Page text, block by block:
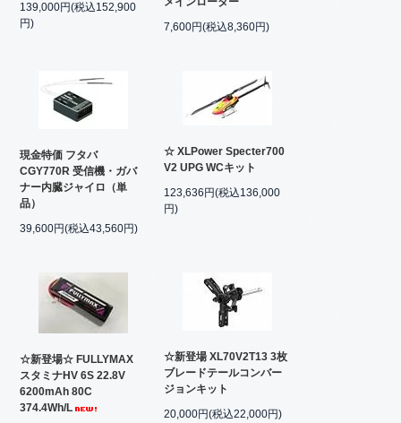
139,000円(税込152,900
円)
7,600円(税込8,360円)
現金特価 フタバ
CGY770R 受信機・ガバ
ナー内臓ジャイロ（単
品）
39,600円(税込43,560円)
☆ XLPower Specter700
V2 UPG WCキット
123,636円(税込136,000
円)
☆新登場☆ FULLYMAX
スタミナHV 6S 22.8V
6200mAh 80C
374.4Wh/L
☆新登場 XL70V2T13 3枚
ブレードテールコンバー
ジョンキット
20,000円(税込22,000円)